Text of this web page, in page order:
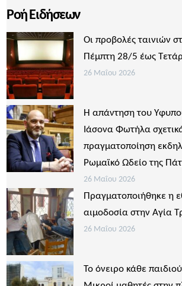
Ροή Ειδήσεων
Οι προβολές ταινιών
Πέμπτη 28/5 έως
26 Μαΐου 2026
Η απάντηση του
Ιάσονα Φωτήλα
πραγματοποίηση
Ρωμαϊκό Ωδείο της
26 Μαΐου 2026
Πραγματοποιήθηκε η
αιμοδοσία στην Αγία
26 Μαΐου 2026
Το όνειρο κάθε